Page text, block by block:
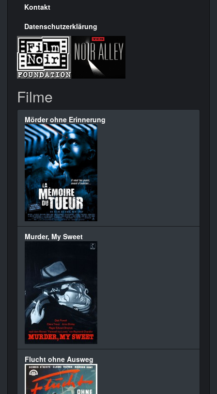
Kontakt
Datenschutzerklärung
Filme
Mörder ohne Erinnerung
Murder, My Sweet
Flucht ohne Ausweg